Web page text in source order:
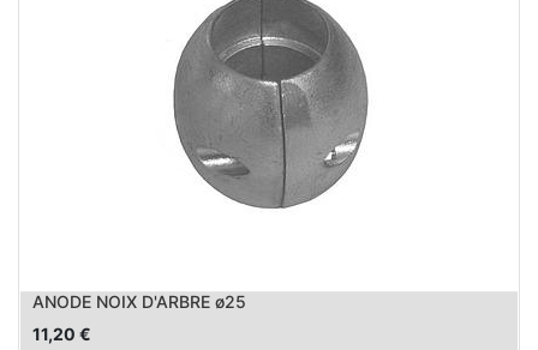
ANODE NOIX D'ARBRE ø25
11,20 €